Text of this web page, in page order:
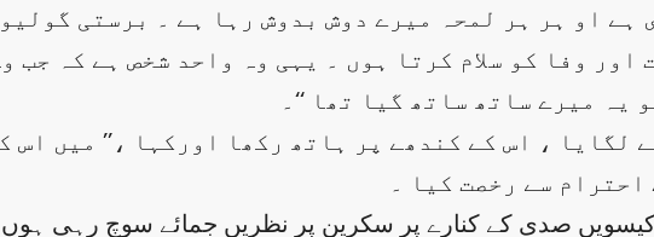
ہے او ہر ہر لمحہ میرے دوش بدوش رہا ہے ۔ برستی
اور وفا کو سلام کرتا ہوں ۔ یہی وہ واحد شخص ہے کہ
یہ میرے ساتھ ساتھ گیا تھا ‘‘۔
لگایا ، اس کے کندھے پر ہاتھ رکھا اورکہا ،’’ میں اس
سے رخصت کیا ۔
صدی کے کنارے پر سکرین پر نظریں جمائے سوچ رہی ہوں ،